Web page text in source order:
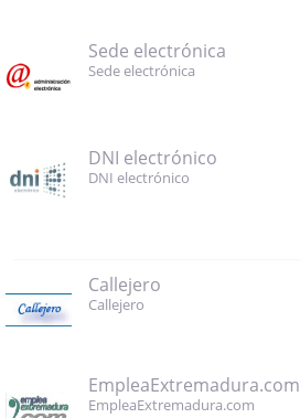
Sede electrónica
Sede electrónica
DNI electrónico
DNI electrónico
Callejero
Callejero
EmpleaExtremadura.com
EmpleaExtremadura.com